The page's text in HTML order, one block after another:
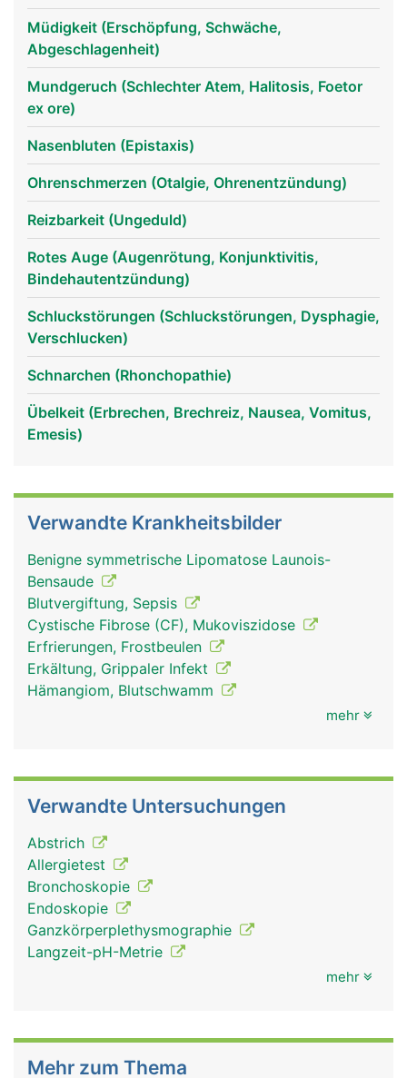
Nase Mann
Müdigkeit (Erschöpfung, Schwäche,
Abgeschlagenheit)
Mundgeruch (Schlechter Atem, Halitosis, Foetor
ex ore)
Nasenbluten (Epistaxis)
Ohrenschmerzen (Otalgie, Ohrenentzündung)
Reizbarkeit (Ungeduld)
Rotes Auge (Augenrötung, Konjunktivitis,
Bindehautentzündung)
Schluckstörungen (Schluckstörungen, Dysphagie,
Verschlucken)
Schnarchen (Rhonchopathie)
Übelkeit (Erbrechen, Brechreiz, Nausea, Vomitus,
Emesis)
Verwandte Krankheitsbilder
Benigne symmetrische Lipomatose Launois-
Bensaude
Blutvergiftung, Sepsis
Cystische Fibrose (CF), Mukoviszidose
Erfrierungen, Frostbeulen
Erkältung, Grippaler Infekt
Hämangiom, Blutschwamm
mehr
Verwandte Untersuchungen
Abstrich
Allergietest
Bronchoskopie
Endoskopie
Ganzkörperplethysmographie
Langzeit-pH-Metrie
mehr
Mehr zum Thema